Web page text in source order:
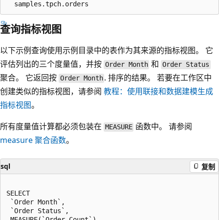
查询指标视图
以下示例查询使用示例目录中的表作为其来源的指标视图。 它
评估列出的三个度量值，并按 Order Month 和 Order Status
聚合。 它返回按 Order Month . 排序的结果。 若要在工作区中
创建类似的指标视图，请参阅 教程：使用联接和数据建模生成
指标视图。
所有度量值计算都必须包装在 MEASURE 函数中。 请参阅
measure聚合函数。
sql 复制
SELECT
`Order Month`,
`Order Status`,